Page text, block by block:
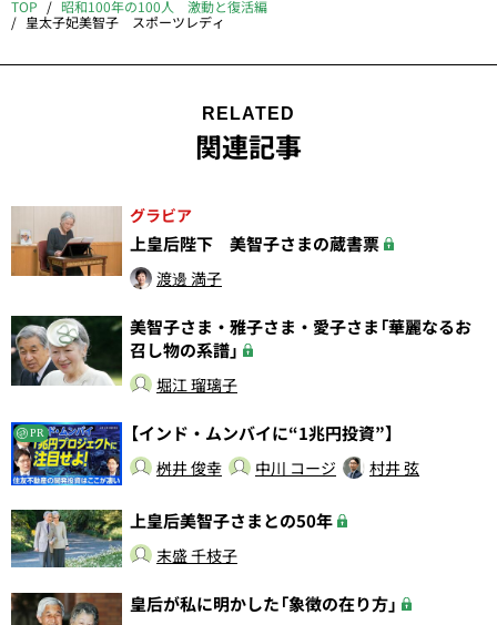
TOP 昭和100年の100人 激動と復活編
皇太子妃美智子 スポーツレディ
RELATED
関連記事
グラビア
上皇后陛下 美智子さまの蔵書票
渡邊 満子
美智子さま・雅子さま・愛子さま「華麗なるお
召し物の系譜」
堀江 瑠璃子
PR 【インド・ムンバイに“1兆円投資”】
桝井 俊幸 中川 コージ 村井 弦
上皇后美智子さまとの50年
末盛 千枝子
皇后が私に明かした「象徴の在り方」